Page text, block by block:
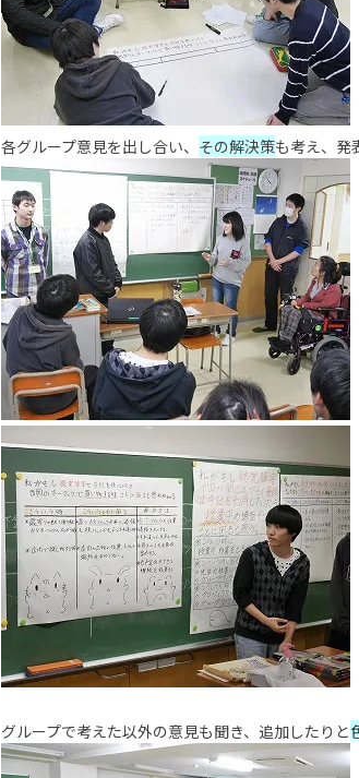
各グループ意見を出し合い、 その解決策も考え、発
グループで考えた以外の意見も聞き、追加したりと